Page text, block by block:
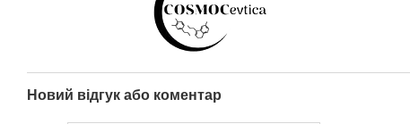
Новий відгук або коментар